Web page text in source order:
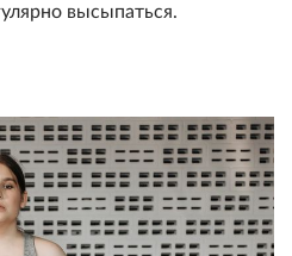
высыпаться.